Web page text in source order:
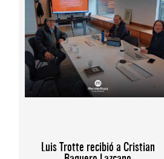
Luis Trotte recibió a Cristian